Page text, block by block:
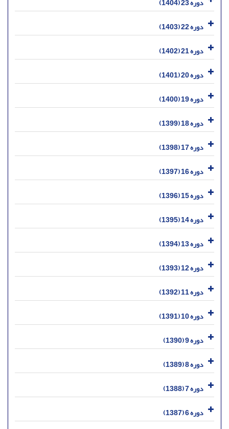
دوره 22 (1403)
دوره 21 (1402)
دوره 20 (1401)
دوره 19 (1400)
دوره 18 (1399)
دوره 17 (1398)
دوره 16 (1397)
دوره 15 (1396)
دوره 14 (1395)
دوره 13 (1394)
دوره 12 (1393)
دوره 11 (1392)
دوره 10 (1391)
دوره 9 (1390)
دوره 8 (1389)
دوره 7 (1388)
دوره 6 (1387)